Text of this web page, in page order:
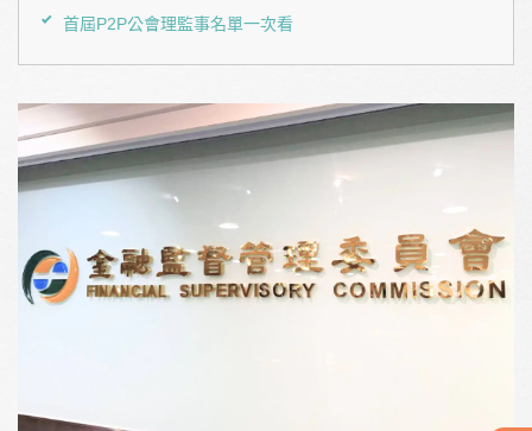
首屆P2P公會理監事名單一次看